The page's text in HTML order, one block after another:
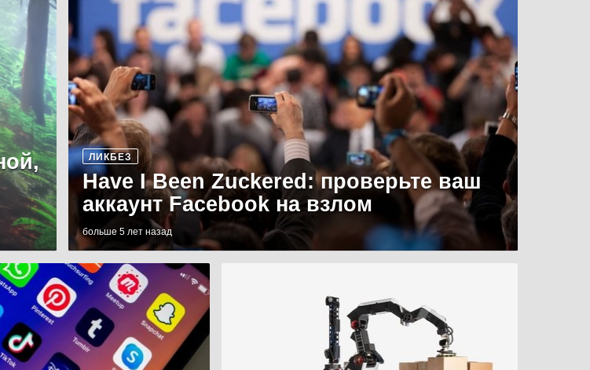
ЛИКБЕЗ
Have I Been Zuckered: проверьте ваш
аккаунт Facebook на взлом
больше 5 лет назад